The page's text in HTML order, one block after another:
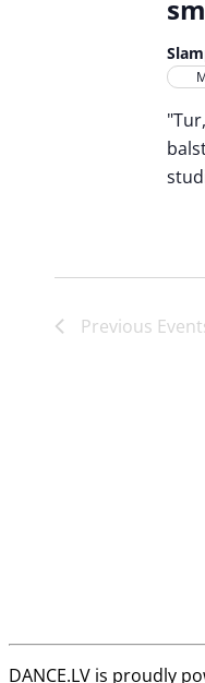
Previous
DANCE.LV is proudly